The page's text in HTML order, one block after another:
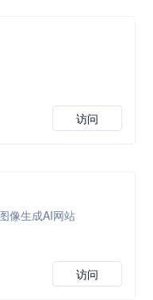
访问
像生成AI网站
访问